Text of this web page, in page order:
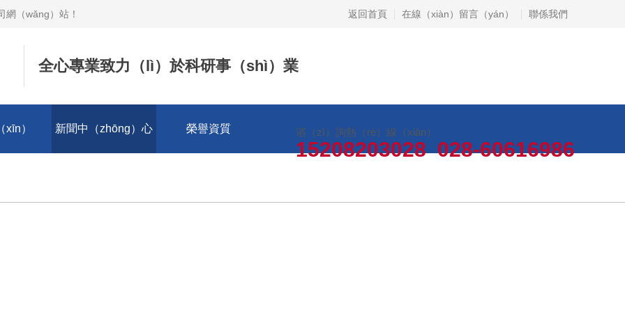
網（wǎng）站 ！ 返回首頁 在線（xiàn）留言（yán） 聯係我們
全心專業致力（lì）於科研事（shì）業
谘（zī）詢熱（rè）線（xiàn）
15208203028 028-60616986
） 新聞中（zhōng）心 榮譽資質